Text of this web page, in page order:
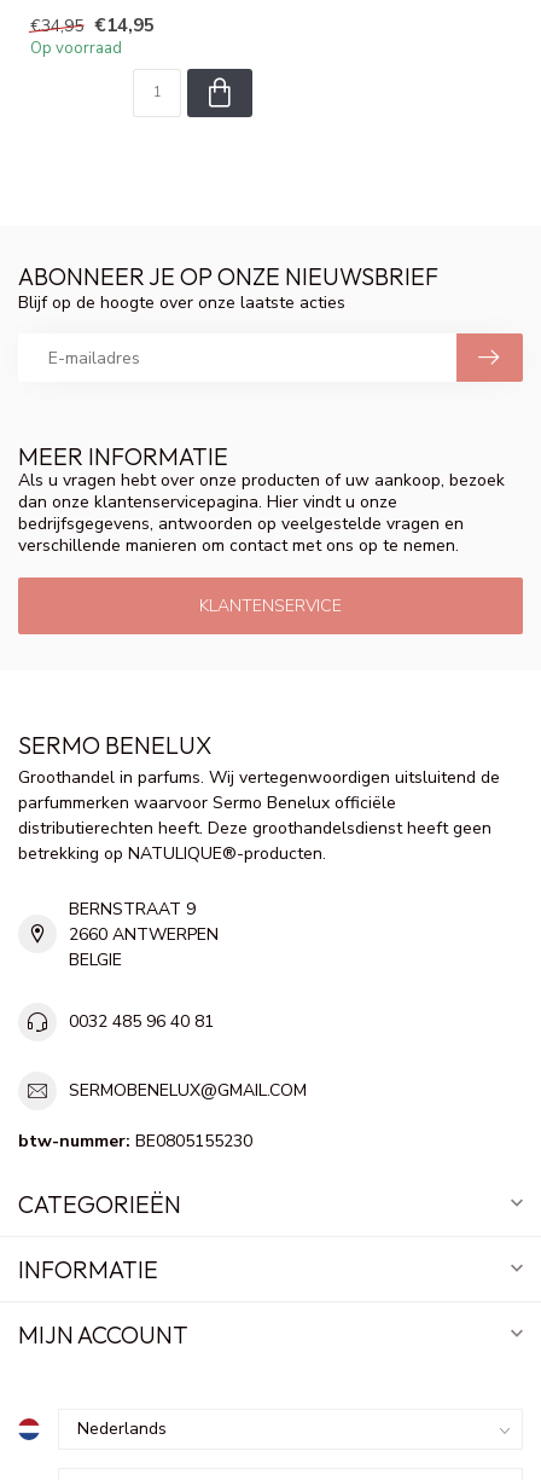
€34,95 €14,95
Op voorraad
MEER INFORMATIE
Als u vragen hebt over onze producten of uw aankoop, bezoek
dan onze klantenservicepagina. Hier vindt u onze
bedrijfsgegevens, antwoorden op veelgestelde vragen en
verschillende manieren om contact met ons op te nemen.
KLANTENSERVICE
ABONNEER JE OP ONZE NIEUWSBRIEF
Blijf op de hoogte over onze laatste acties
SERMO BENELUX
Groothandel in parfums. Wij vertegenwoordigen uitsluitend de
parfummerken waarvoor Sermo Benelux officiële
distributierechten heeft. Deze groothandelsdienst heeft geen
betrekking op NATULIQUE®-producten.
BERNSTRAAT 9
2660 ANTWERPEN
BELGIE
0032 485 96 40 81
SERMOBENELUX@GMAIL.COM
btw-nummer: BE0805155230
CATEGORIEËN
INFORMATIE
MIJN ACCOUNT